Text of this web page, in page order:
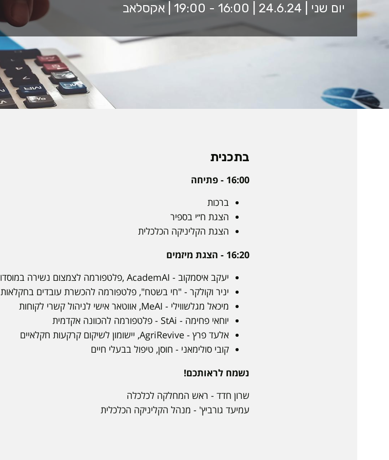
יום שני | 24.6.24 | 16:00 - 19:00 | אקסלאב
בתכנית
16:00 - פתיחה
ברכות
הצגת ח״י בספיר
הצגת הקליניקה הכלכלית
16:20 - הצגת מיזמים
יעקב איסמקוב - AcademAI ,פלטפורמה לצמצום נשירה במוסדות אקדמיים
יניר וקולקר - "חי בשטח", פלטפורמה להכשרת עובדים בחקלאות
מיכאל מגלשווילי - MeAI, אווטאר אישי לניהול קשרי לקוחות
יוחאי פחימה - StAi - פלטפורמה להכוונה אקדמית
אלעד פרץ - AgriRevive, יישומון לשיקום קרקעות חקלאיים
קובי סולימאני - חוסן, טיפול בבעלי חיים
נשמח לראותכם!
שרון חדד - ראש המחלקה לכלכלה
עמיעד גורביץ' - מנהל הקליניקה הכלכלית